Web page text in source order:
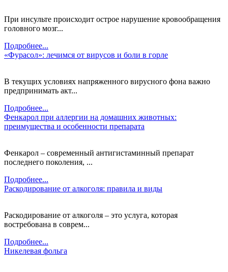
При инсульте происходит острое нарушение кровообращения
головного мозг...
Подробнее...
«Фурасол»: лечимся от вирусов и боли в горле
В текущих условиях напряженного вирусного фона важно
предпринимать акт...
Подробнее...
Фенкарол при аллергии на домашних животных:
преимущества и особенности препарата
Фенкарол – современный антигистаминный препарат
последнего поколения, ...
Подробнее...
Раскодирование от алкоголя: правила и виды
Раскодирование от алкоголя – это услуга, которая
востребована в соврем...
Подробнее...
Никелевая фольга